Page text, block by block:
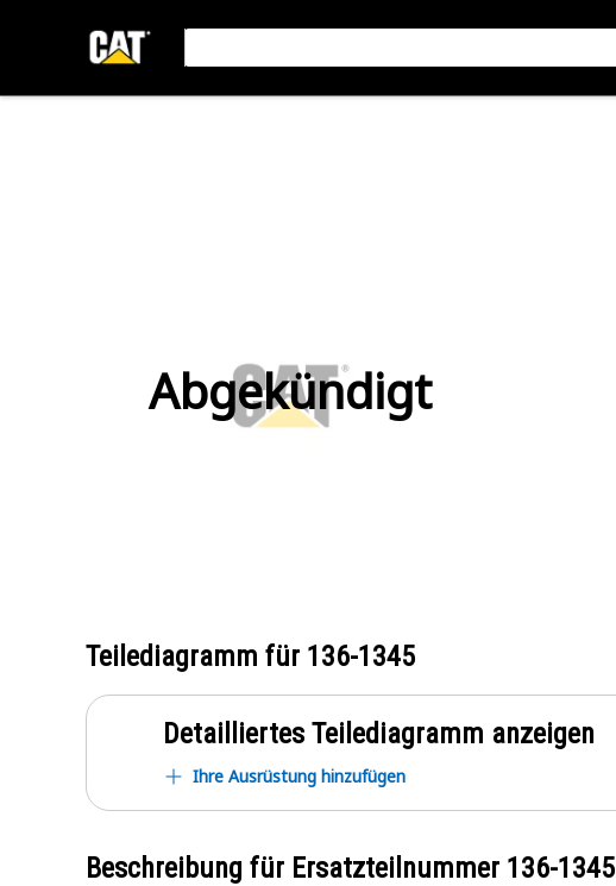
Abgekündigt
Teilediagramm für 136-1345
Detailliertes Teilediagramm anzeigen
Ihre Ausrüstung hinzufügen
Beschreibung für Ersatzteilnummer 136-1345